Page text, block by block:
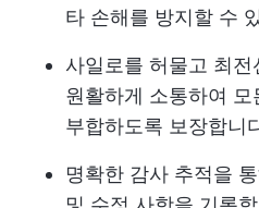
타 손해를 방지할 수
사일로를 허물고 최
원활하게 소통하여
부합하도록 보장합니
명확한 감사 추적을